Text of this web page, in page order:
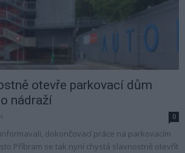
otevře parkovací dům
nádraží
0
informavali, dokončovací práce na parkovacím
Příbram se tak nyní chystá slavnostně otevřít